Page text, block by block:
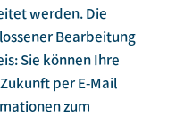
werden. Die
Bearbeitung
Sie können Ihre
per E-Mail
zum